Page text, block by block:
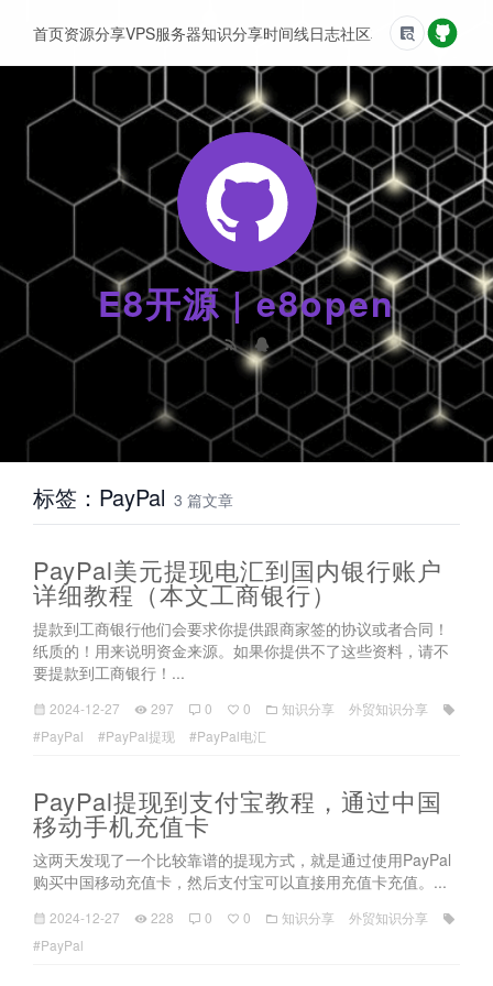
E8开源 | e8open
首页资源分享VPS服务器知识分享时间线日志社区友情链接
标签：PayPal 3 篇文章
PayPal美元提现电汇到国内银行账户
详细教程（本文工商银行）
提款到工商银行他们会要求你提供跟商家签的协议或者合同！
纸质的！用来说明资金来源。如果你提供不了这些资料，请不
要提款到工商银行！...
2024-12-27 297 0 0 知识分享
外贸知识分享
#PayPal
#PayPal提现 #PayPal电汇
PayPal提现到支付宝教程，通过中国
移动手机充值卡
这两天发现了一个比较靠谱的提现方式，就是通过使用PayPal
购买中国移动充值卡，然后支付宝可以直接用充值卡充值。...
2024-12-27 228 0 0 知识分享
外贸知识分享
#PayPal